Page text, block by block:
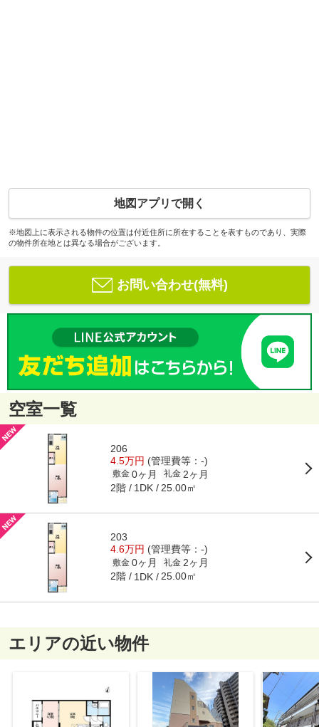
地図アプリで開く
※地図上に表示される物件の位置は付近住所に所在することを表すものであり、実際
の物件所在地とは異なる場合がございます。
お問い合わせ(無料)
空室一覧
206
4.5万円 (管理費等：-)
敷金 0ヶ月 礼金 2ヶ月
2階 1DK 25.00㎡
203
4.6万円 (管理費等：-)
敷金 0ヶ月 礼金 2ヶ月
2階 1DK 25.00㎡
エリアの近い物件